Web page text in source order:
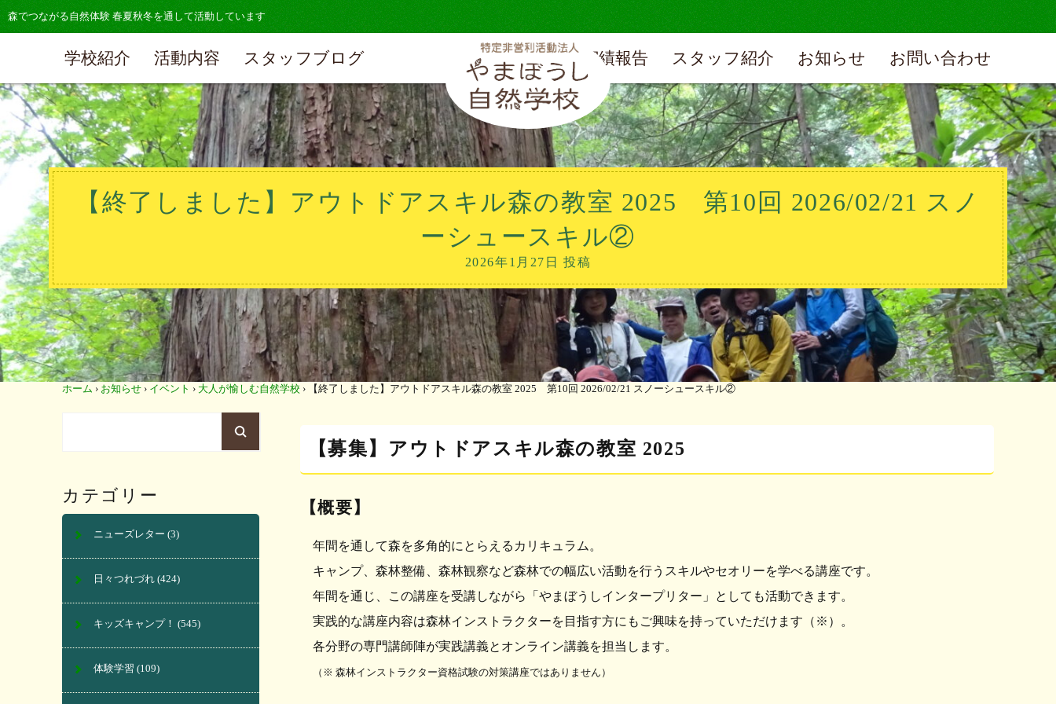
森でつながる自然体験 春夏秋冬を通して活動しています
学校紹介 活動内容 スタッフブログ 実績報告 スタッフ紹介 お知らせ お問い合わせ
【終了しました】アウトドアスキル森の教室 2025 第10回 2026/02/21 スノ
ーシュースキル②
2026年1月27日 投稿
ホーム › お知らせ › イベント › 大人が愉しむ自然学校 › 【終了しました】アウトドアスキル森の教室 2025 第10回 2026/02/21 スノーシュースキル②
【募集】アウトドアスキル森の教室 2025
【概要】
年間を通して森を多角的にとらえるカリキュラム。
キャンプ、森林整備、森林観察など森林での幅広い活動を行うスキルやセオリーを学べる講座です。
年間を通じ、この講座を受講しながら「やまぼうしインタープリター」としても活動できます。
実践的な講座内容は森林インストラクターを目指す方にもご興味を持っていただけます（※）。
各分野の専門講師陣が実践講義とオンライン講義を担当します。
（※ 森林インストラクター資格試験の対策講座ではありません）
カテゴリー
ニューズレター (3)
日々つれづれ (424)
キッズキャンプ！ (545)
体験学習 (109)